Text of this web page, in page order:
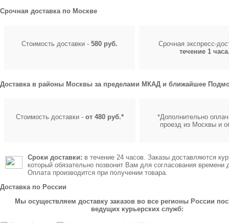
Срочная доставка по Москве
Стоимость доставки - 580 руб.
Срочная экспресс-
течение 1
Доставка в районы Москвы за пределами МКАД и ближайшее
Стоимость доставки - от 480 руб.*
*Дополнительно
проезд из Москвы и
Сроки доставки: в течение 24 часов. Заказы доставляются
который обязательно позвонит Вам для согласования времени
Оплата производится при получении товара.
Доставка по России
Мы осуществляем доставку заказов во все регионы России
ведущих курьерских служб: